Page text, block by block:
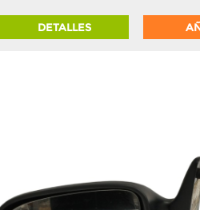
DETALLES